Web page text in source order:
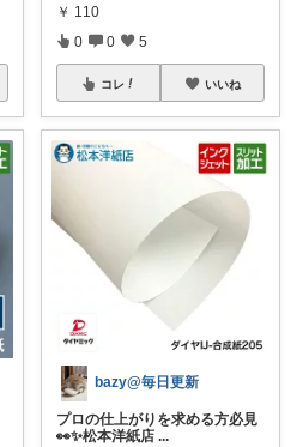
￥ 110
0 0 5
コレ いいね
bazy@毎日更新
プロの仕上がりを求める方必見
👀✨松本洋紙店 ...